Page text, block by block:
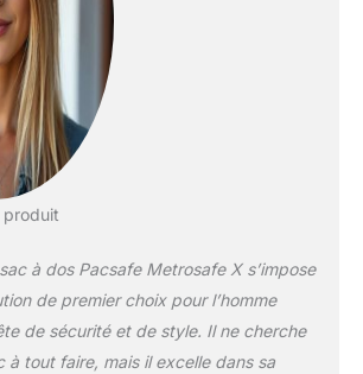
d'ancrage renforcée en
fil, le sac peut être
verrouillé sur un poteau
ou une chaise avec un
cadenas (non inclus).
Idéal en vacances ou
portefeuille, smartphone,
numérique ou
accessoires. Large
ouverture : 2
produit
à dos Pacsafe Metrosafe X s’impose
de premier choix pour l’homme
de sécurité et de style. Il ne cherche
à tout faire, mais il excelle dans sa